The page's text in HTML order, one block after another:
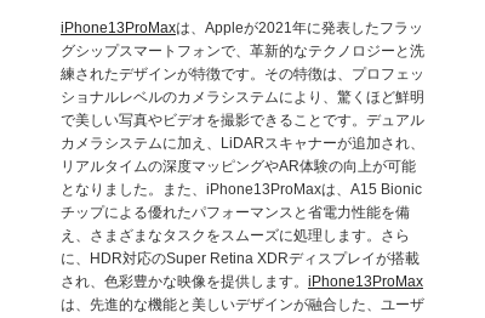
iPhone13ProMaxは、Appleが2021年に発表したフラッ
グシップスマートフォンで、革新的なテクノロジーと洗
練されたデザインが特徴です。その特徴は、プロフェッ
ショナルレベルのカメラシステムにより、驚くほど鮮明
で美しい写真やビデオを撮影できることです。デュアル
カメラシステムに加え、LiDARスキャナーが追加され、
リアルタイムの深度マッピングやAR体験の向上が可能
となりました。また、iPhone13ProMaxは、A15 Bionic
チップによる優れたパフォーマンスと省電力性能を備
え、さまざまなタスクをスムーズに処理します。さら
に、HDR対応のSuper Retina XDRディスプレイが搭載
され、色彩豊かな映像を提供します。 iPhone13ProMax
は、先進的な機能と美しいデザインが融合した、ユーザ